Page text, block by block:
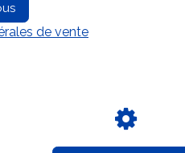
de vente